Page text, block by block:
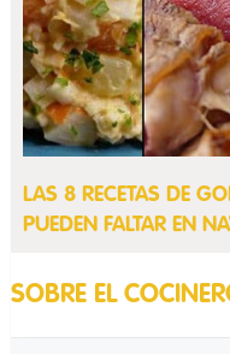
LAS 8 RECETAS DE
PUEDEN FALTAR EN
SOBRE EL